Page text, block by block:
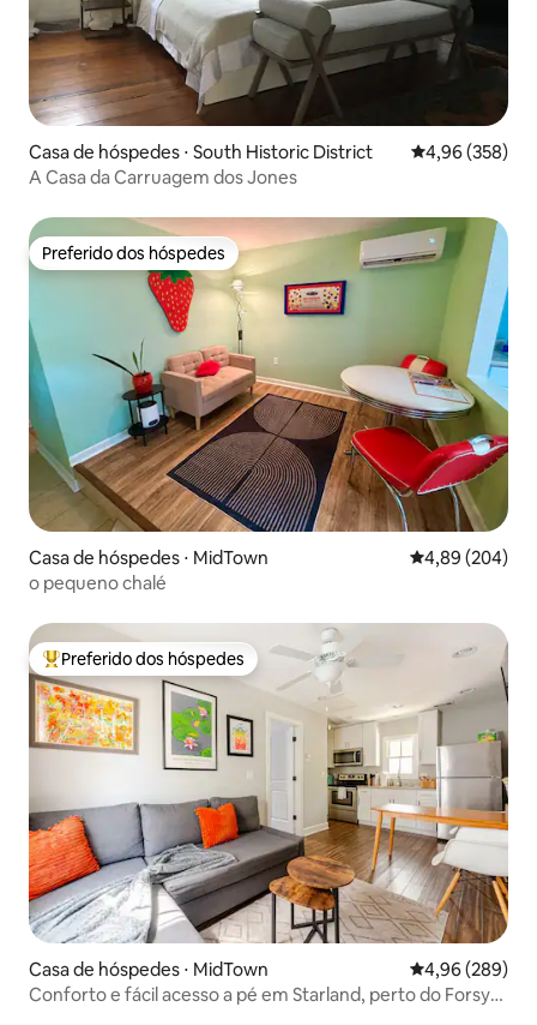
Casa de hóspedes ⋅ South Historic District 4,96 de uma
4,96 (358)
A Casa da Carruagem dos Jones
Preferido dos hóspedes
Preferido dos hóspedes
Casa de hóspedes ⋅ MidTown 4,89 de uma
4,89 (204)
o pequeno chalé
Entre os melhores preferidos dos hóspedes
Preferido dos hóspedes
Casa de hóspedes ⋅ MidTown 4,96 de uma
4,96 (289)
Conforto e fácil acesso a pé em Starland, perto do Forsyth